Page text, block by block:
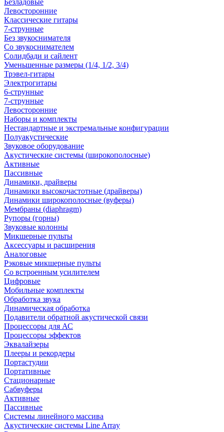
Безладовые
Левосторонние
Классические гитары
7-струнные
Без звукоснимателя
Со звукоснимателем
Солидбади и сайлент
Уменьшенные размеры (1/4, 1/2, 3/4)
Трэвел-гитары
Электрогитары
6-струнные
7-струнные
Левосторонние
Наборы и комплекты
Нестандартные и экстремальные конфигурации
Полуакустические
Звуковое оборудование
Акустические системы (широкополосные)
Активные
Пассивные
Динамики, драйверы
Динамики высокочастотные (драйверы)
Динамики широкополосные (вуферы)
Мембраны (diaphragm)
Рупоры (горны)
Звуковые колонны
Микшерные пульты
Аксессуары и расширения
Аналоговые
Рэковые микшерные пульты
Со встроенным усилителем
Цифровые
Мобильные комплекты
Обработка звука
Динамическая обработка
Подавители обратной акустической связи
Процессоры для АС
Процессоры эффектов
Эквалайзеры
Плееры и рекордеры
Портастудии
Портативные
Стационарные
Сабвуферы
Активные
Пассивные
Системы линейного массива
Акустические системы Line Array